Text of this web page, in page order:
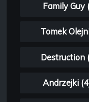
Family Guy
Tomek
Destruction
Andrzejki